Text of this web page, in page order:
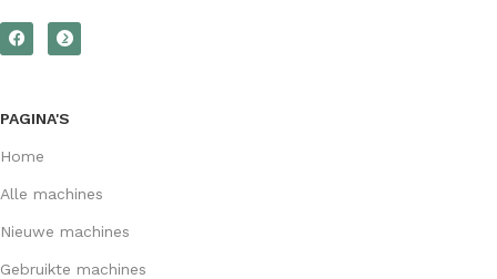
PAGINA'S
Home
Alle machines
Nieuwe machines
Gebruikte machines